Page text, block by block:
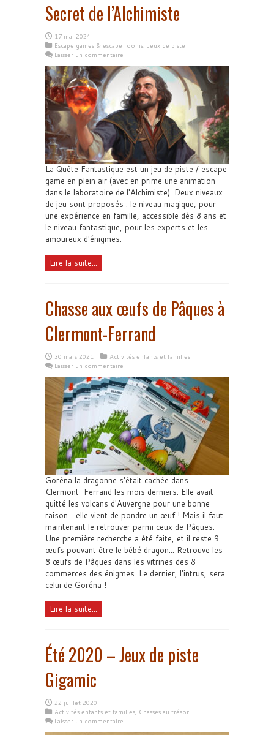
Secret de l’Alchimiste
17 mai 2024
Escape games & escape rooms, Jeux de piste
Laisser un commentaire
La Quête Fantastique est un jeu de piste / escape
game en plein air (avec en prime une animation
dans le laboratoire de l'Alchimiste). Deux niveaux
de jeu sont proposés : le niveau magique, pour
une expérience en famille, accessible dès 8 ans et
le niveau fantastique, pour les experts et les
amoureux d'énigmes.
Lire la suite...
Chasse aux œufs de Pâques à
Clermont-Ferrand
30 mars 2021
Activités enfants et familles
Laisser un commentaire
Goréna la dragonne s'était cachée dans
Clermont-Ferrand les mois derniers. Elle avait
quitté les volcans d'Auvergne pour une bonne
raison... elle vient de pondre un œuf ! Mais il faut
maintenant le retrouver parmi ceux de Pâques.
Une première recherche a été faite, et il reste 9
œufs pouvant être le bébé dragon... Retrouve les
8 œufs de Pâques dans les vitrines des 8
commerces des énigmes. Le dernier, l'intrus, sera
celui de Goréna !
Lire la suite...
Été 2020 – Jeux de piste
Gigamic
22 juillet 2020
Activités enfants et familles, Chasses au trésor
Laisser un commentaire